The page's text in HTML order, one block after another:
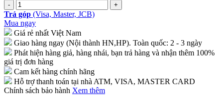
Trả góp (Visa, Master, JCB)
Mua ngay
Giá rẻ nhất Việt Nam
Giao hàng ngay (Nội thành HN,HP). Toàn quốc: 2 - 3 ngày
Phát hiện hàng giả, hàng nhái, bạn trả hàng và nhận thêm 100%
giá trị đơn hàng
Cam kết hàng chính hãng
Hỗ trợ thanh toán tại nhà ATM, VISA, MASTER CARD
Chính sách bảo hành Xem thêm